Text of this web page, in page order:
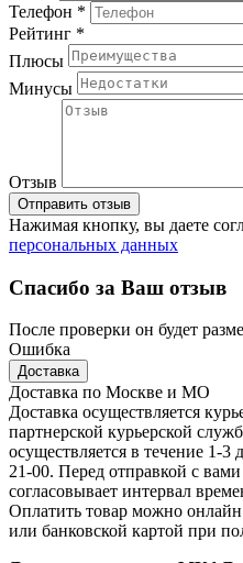
Телефон *
Рейтинг *
Плюсы
Минусы
Отзыв
Отправить отзыв
Нажимая кнопку, вы даете
персональных данных
Спасибо за Ваш отзыв
После проверки он будет
Ошибка
Доставка
Доставка по Москве и МО
Доставка осуществляется
партнерской курьерской
осуществляется в течение 1-
21-00. Перед отправкой с вами
согласовывает интервал
Оплатить товар можно
или банковской картой при